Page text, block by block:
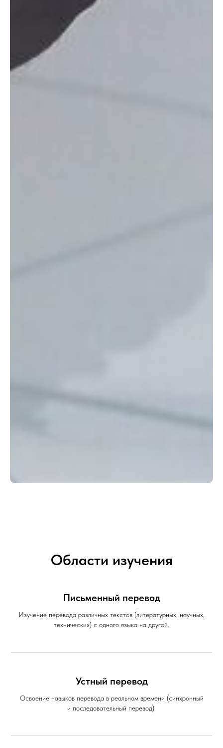
Области изучения
Письменный перевод
Изучение перевода различных текстов (литературных, научных,
технических) с одного языка на другой.
Устный перевод
Освоение навыков перевода в реальном времени (синхронный
и последовательный перевод).